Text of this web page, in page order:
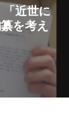
近世に
を考え